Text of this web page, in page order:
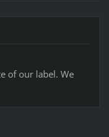
of our label. We